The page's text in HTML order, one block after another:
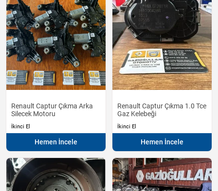
Renault Captur Çıkma Arka
Silecek Motoru
İkinci El
Hemen İncele
Renault Captur Çıkma 1.0 Tce
Gaz Kelebeği
İkinci El
Hemen İncele